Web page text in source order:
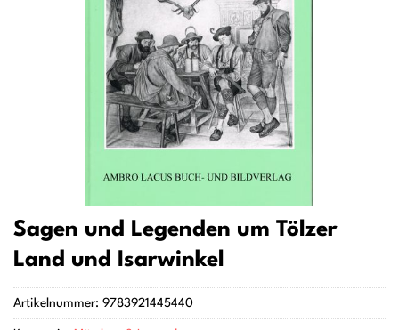
Sagen und Legenden um Tölzer
Land und Isarwinkel
Artikelnummer: 9783921445440